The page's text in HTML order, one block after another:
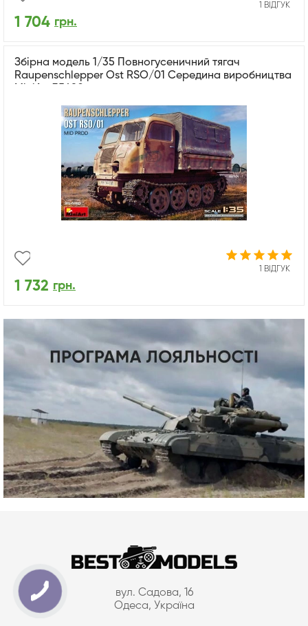
1 ВІДГУК
1 704 грн.
Збірна модель 1/35 Повногусеничний тягач
Raupenschlepper Ost RSO/01 Середина виробництва
1 ВІДГУК
1 732 грн.
вул. Садова, 16
Одеса, Україна